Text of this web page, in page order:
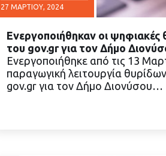
27 ΜΑΡΤΊΟΥ, 2024
ΔΙΑΒΑΣΤΕ
Ενεργοποιήθηκαν οι ψηφιακές
του gov.gr για τον Δήμο
Ενεργοποιήθηκε από τις 13
παραγωγική λειτουργία
gov.gr για τον Δήμο Διονύσου…